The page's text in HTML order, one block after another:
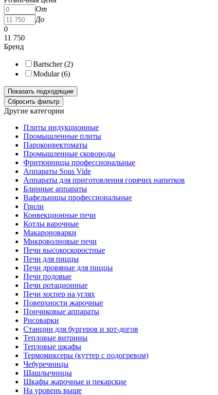
От
До
0
11 750
Бренд
Bartscher (2)
Modular (6)
Другие категории
Плиты индукционные
Промышленные плиты
Пароконвектоматы
Промышленные сковороды
Фритюрницы профессиональные
Аппараты Sous Vide
Аппараты для приготовления горячих напитков
Блинные аппараты
Вафельницы профессиональные
Грили
Конвекционные печи
Котлы варочные
Макароноварки
Микроволновые печи
Печи высокоскоростные
Печи для пиццы
Печи дровяные для пиццы
Печи подовые
Печи ротационные
Печи хоспер на углях
Поверхности жарочные
Пончиковые аппараты
Рисоварки
Станции для бургеров и хот-догов
Тепловые витрины
Тепловые шкафы
Термомиксеры (куттер с подогревом)
Чебуречницы
Шашлычницы
Шкафы жарочные и пекарские
На уровень выше